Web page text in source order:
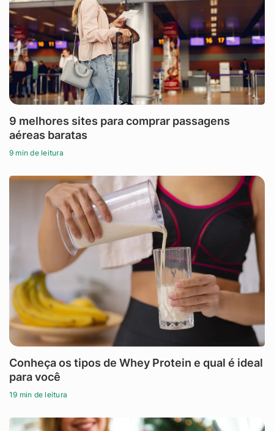
9 melhores sites para comprar passagens
aéreas baratas
9 min de leitura
Conheça os tipos de Whey Protein e qual é ideal
para você
19 min de leitura